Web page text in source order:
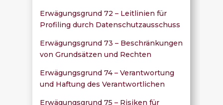
Erwägungsgrund 72 – Leitlinien für
Profiling durch Datenschutzausschuss
Erwägungsgrund 73 – Beschränkungen
von Grundsätzen und Rechten
Erwägungsgrund 74 – Verantwortung
und Haftung des Verantwortlichen
Erwägungsgrund 75 – Risiken für